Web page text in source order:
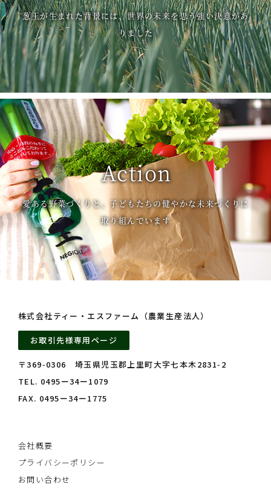
葱王が生まれた背景には、世界の未来を思う強い決意があ
りました
Action
愛ある野菜づくりと、子どもたちの健やかな未来づくりに
取り組んでいます
株式会社ティー・エスファーム（農業生産法人）
お取引先様専用ページ
〒369‑0306 埼玉県児玉郡上里町大字七本木2831‑2
TEL. 0495ー34ー1079
FAX. 0495ー34ー1775
会社概要
プライバシーポリシー
お問い合わせ